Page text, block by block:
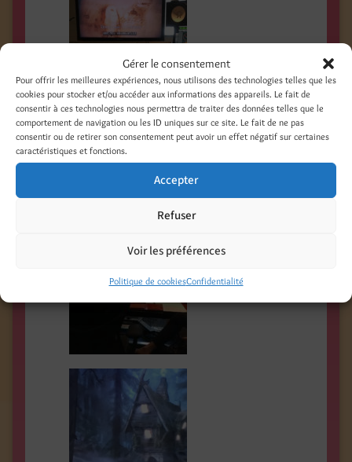
Gérer le consentement
Pour offrir les meilleures expériences, nous utilisons des technologies telles que les
cookies pour stocker et/ou accéder aux informations des appareils. Le fait de
consentir à ces technologies nous permettra de traiter des données telles que le
comportement de navigation ou les ID uniques sur ce site. Le fait de ne pas
consentir ou de retirer son consentement peut avoir un effet négatif sur certaines
caractéristiques et fonctions.
Accepter
Refuser
Voir les préférences
Politique de cookiesConfidentialité